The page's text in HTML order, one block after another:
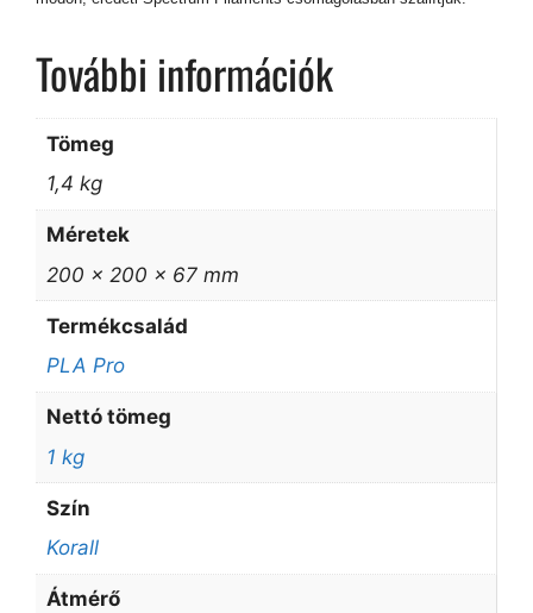
További információk
Tömeg
1,4 kg
Méretek
200 × 200 × 67 mm
Termékcsalád
PLA Pro
Nettó tömeg
1 kg
Szín
Korall
Átmérő